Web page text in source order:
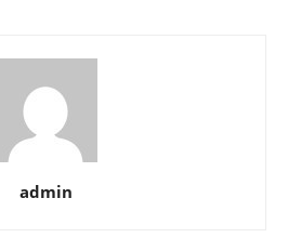
admin